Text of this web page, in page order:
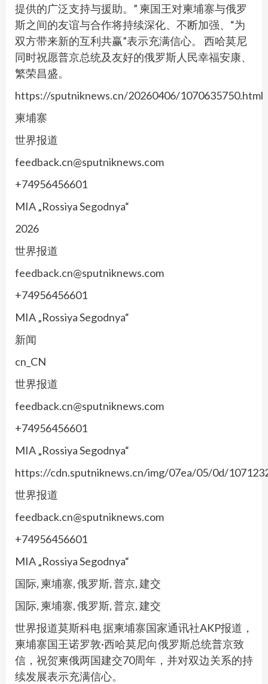
提供的广泛支持与援助。” 柬国王对柬埔寨与俄罗
斯之间的友谊与合作将持续深化、不断加强、“为
双方带来新的互利共赢”表示充满信心。 西哈莫尼
同时祝愿普京总统及友好的俄罗斯人民幸福安康、
繁荣昌盛。
https://sputniknews.cn/20260406/1070635750.html
柬埔寨
世界报道
feedback.cn@sputniknews.com
+74956456601
MIA „Rossiya Segodnya“
2026
世界报道
feedback.cn@sputniknews.com
+74956456601
MIA „Rossiya Segodnya“
新闻
cn_CN
世界报道
feedback.cn@sputniknews.com
+74956456601
MIA „Rossiya Segodnya“
https://cdn.sputniknews.cn/img/07ea/05/0d/
世界报道
feedback.cn@sputniknews.com
+74956456601
MIA „Rossiya Segodnya“
国际, 柬埔寨, 俄罗斯, 普京, 建交
国际, 柬埔寨, 俄罗斯, 普京, 建交
世界报道莫斯科电 据柬埔寨国家通讯社AKP报道，
柬埔寨国王诺罗敦·西哈莫尼向俄罗斯总统普京致
信，祝贺柬俄两国建交70周年，并对双边关系的持
续发展表示充满信心。